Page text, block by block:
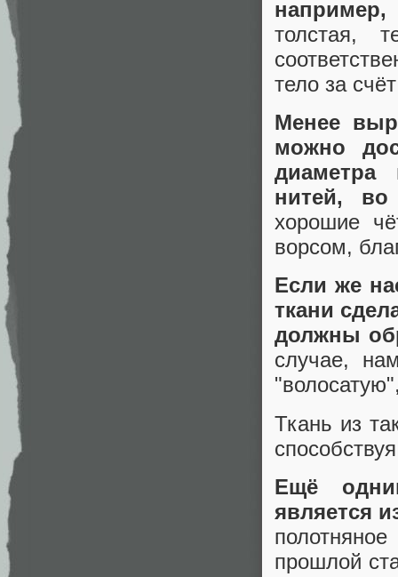
толстая,
тело за
Менее
можно
диаметра
нитей,
хорошие
ворсом,
Если же
ткани
должны
случае,
Ткань из
Ещё
является
прошлой